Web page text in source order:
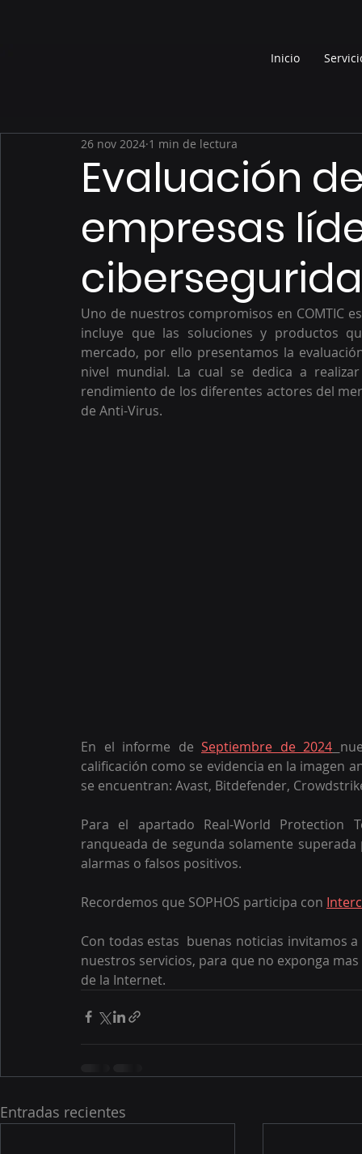
Inicio
Evaluación
empresas
26 nov 2024 1 min de lectura
Uno de nuestros compromisos en COMTIC
incluye que las soluciones y productos
mercado, por ello presentamos la
nivel mundial. La cual se dedica a
rendimiento de los diferentes actores del
de Anti-Virus.
En el informe de Septiembre de 2024
calificación como se evidencia en la imagen
se encuentran: Avast, Bitdefender,
Para el apartado Real-World Protection
ranqueada de segunda solamente
alarmas o falsos positivos.
Recordemos que SOPHOS participa con
Con todas estas  buenas noticias invitamos
nuestros servicios, para que no exponga
de la Internet.
Entradas recientes